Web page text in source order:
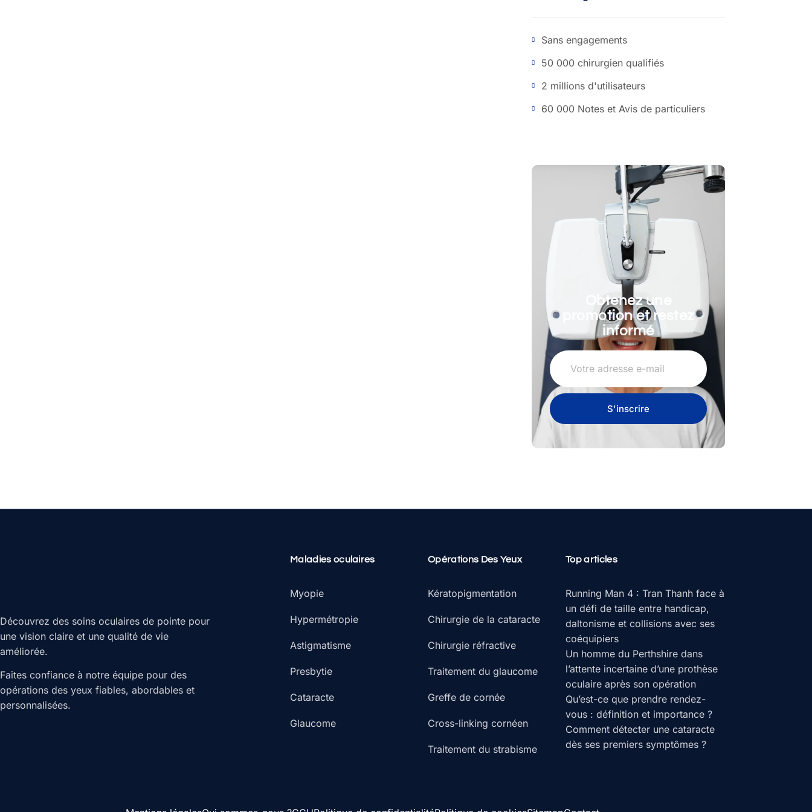
Sans engagements
50 000 chirurgien qualifiés
2 millions d'utilisateurs
60 000 Notes et Avis de particuliers
Obtenez une
promotion et restez
informé
S'inscrire
Découvrez des soins oculaires de pointe pour
une vision claire et une qualité de vie
améliorée.
Faites confiance à notre équipe pour des
opérations des yeux fiables, abordables et
personnalisées.
Maladies oculaires
Myopie
Hypermétropie
Astigmatisme
Presbytie
Cataracte
Glaucome
Opérations Des Yeux
Kératopigmentation
Chirurgie de la cataracte
Chirurgie réfractive
Traitement du glaucome
Greffe de cornée
Cross-linking cornéen
Traitement du strabisme
Top articles
Running Man 4 : Tran Thanh face à
un défi de taille entre handicap,
daltonisme et collisions avec ses
coéquipiers
Un homme du Perthshire dans
l’attente incertaine d’une prothèse
oculaire après son opération
Qu’est-ce que prendre rendez-
vous : définition et importance ?
Comment détecter une cataracte
dès ses premiers symptômes ?